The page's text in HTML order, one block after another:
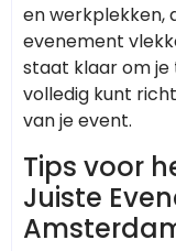
en werkplekken,
evenement
staat klaar om je
volledig kunt
van je event.
Tips voor
Juiste